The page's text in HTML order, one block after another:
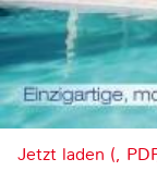
Jetzt laden (,